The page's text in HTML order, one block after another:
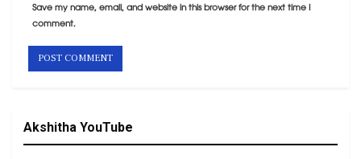
Save my name, email, and website in this browser for the next time I
comment.
Akshitha YouTube